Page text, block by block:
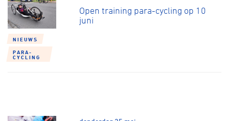
NIEUWS
PARA-
CYCLING
Open training para-cycling op 10
juni